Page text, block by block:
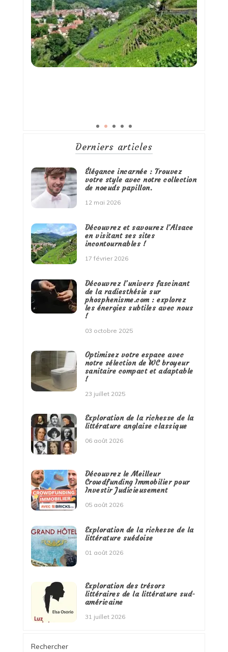
Derniers articles
Élégance incarnée : Trouvez
votre style avec notre collection
de noeuds papillon.
12 mai 2026
Découvrez et savourez l’Alsace
en visitant ses sites
incontournables !
17 février 2026
Découvrez l’univers fascinant
de la radiesthésie sur
phosphenisme.com : explorez
les énergies subtiles avec nous
!
03 octobre 2025
Optimisez votre espace avec
notre sélection de WC broyeur
sanitaire compact et adaptable
!
23 juillet 2025
Exploration de la richesse de la
littérature anglaise classique
06 août 2026
Découvrez le Meilleur
Crowdfunding Immobilier pour
Investir Judicieusement
05 août 2026
Exploration de la richesse de la
littérature suédoise
01 août 2026
Exploration des trésors
littéraires de la littérature sud-
américaine
31 juillet 2026
Rechercher